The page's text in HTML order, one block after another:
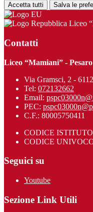
Accetta tutti Salva le
Liceo
Contatti
Liceo “Mamiani” - Pesaro
Via Gramsci, 2 -
Tel: 072132662
Email:
PEC:
C.F.: 80005750411
CODICE
CODICE
Seguici su
Youtube
Sezione Link Utili